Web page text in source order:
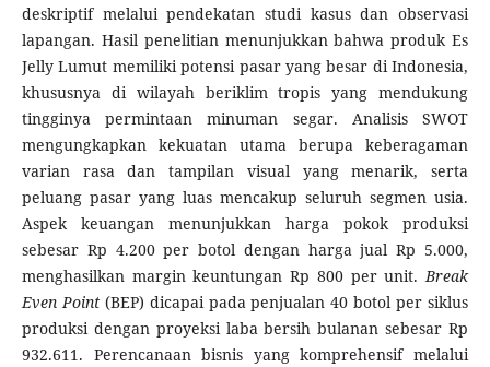
deskriptif melalui pendekatan studi kasus dan observasi
lapangan. Hasil penelitian menunjukkan bahwa produk Es
Jelly Lumut memiliki potensi pasar yang besar di Indonesia,
khususnya di wilayah beriklim tropis yang mendukung
tingginya permintaan minuman segar. Analisis SWOT
mengungkapkan kekuatan utama berupa keberagaman
varian rasa dan tampilan visual yang menarik, serta
peluang pasar yang luas mencakup seluruh segmen usia.
Aspek keuangan menunjukkan harga pokok produksi
sebesar Rp 4.200 per botol dengan harga jual Rp 5.000,
menghasilkan margin keuntungan Rp 800 per unit.Break
Even Point(BEP) dicapai pada penjualan 40 botol per siklus
produksi dengan proyeksi laba bersih bulanan sebesar Rp
932.611. Perencanaan bisnis yang komprehensif melalui